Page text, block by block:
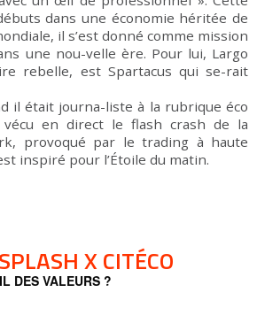
dans une économie héritée de
il s’est donné comme mission
une nou-velle ère. Pour lui, Largo
rebelle, est Spartacus qui se-rait
il était journa-liste à la rubrique éco
en direct le flash crash de la
provoqué par le trading à haute
inspiré pour l’Étoile du matin.
X CITÉCO
DES VALEURS ?